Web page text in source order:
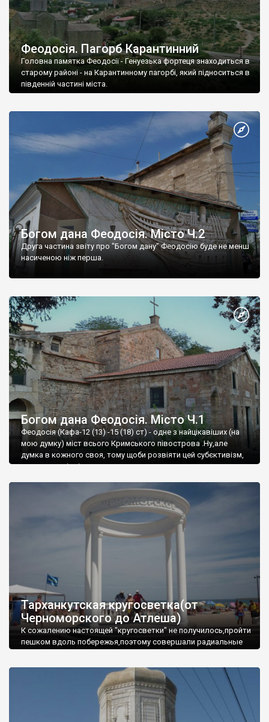
Феодосія. Пагорб Карантинний
Головна памятка Феодосії - Генуезька фортеця знаходиться в
старому районі - на Карантинному пагорбі, який підноситься в
південній частині міста.
Богом дана Феодосія. Місто Ч.2
Друга частина звіту про "Богом дану" Феодосію буде не менш
насиченою ніж перша.
Богом дана Феодосія. Місто Ч.1
Феодосія (Кафа-12 (13) -15 (18) ст) - одне з найцікавіших (на
мою думку) міст всього Кримського півострова .Ну,але
думка в кожного своя, тому щоби розвіяти цей субєктивізм,
запрошую відвідати це
Тарханкутская кругосветка(от
Черноморского до Атлеша)
К сожалению настоящей "кругосветки" не получилось,пройти
пешком вдоль побережья,поэтому совершали радиальные